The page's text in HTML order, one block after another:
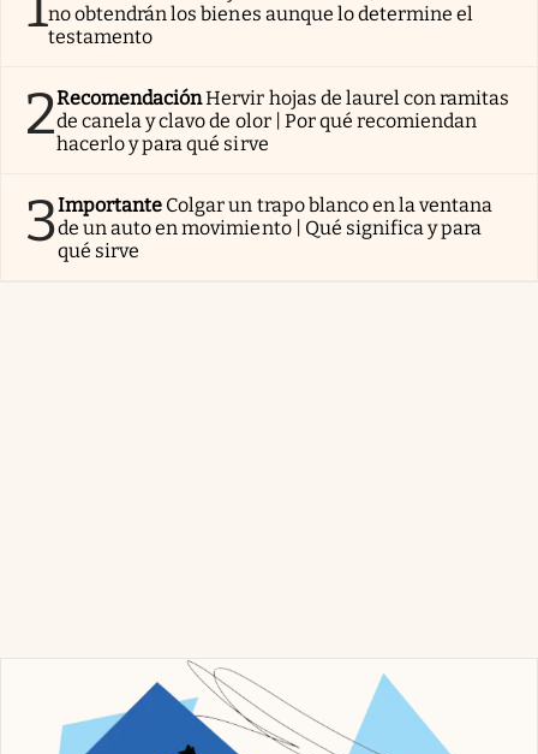
no obtendrán los bienes aunque lo determine el
testamento
2RecomendaciónHervir hojas de laurel con ramitas
de canela y clavo de olor | Por qué recomiendan
hacerlo y para qué sirve
3Importante Colgar un trapo blanco en la ventana
de un auto en movimiento | Qué significa y para
qué sirve